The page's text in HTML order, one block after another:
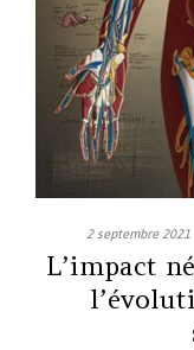
2 septembre 2021
L’impact